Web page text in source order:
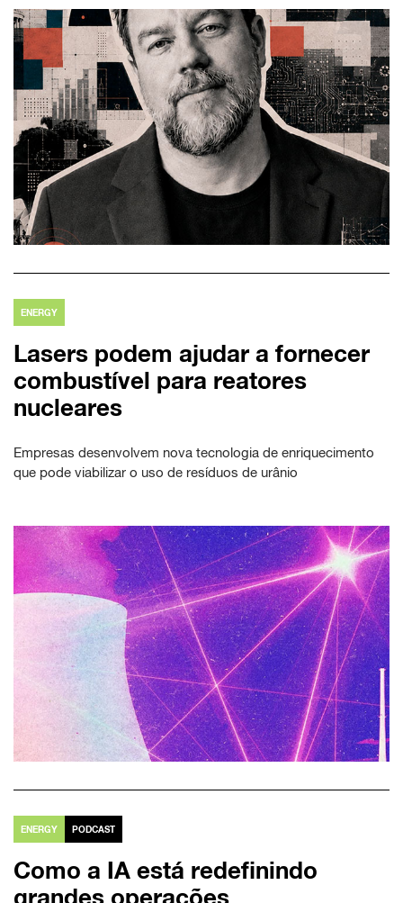
ENERGY
Lasers podem ajudar a fornecer
combustível para reatores
nucleares
Empresas desenvolvem nova tecnologia de enriquecimento
que pode viabilizar o uso de resíduos de urânio
ENERGY PODCAST
Como a IA está redefinindo
grandes operações